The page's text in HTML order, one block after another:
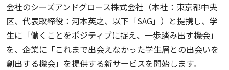
会社のシーズアンドグロース株式会社（本社：東京都中央
区、代表取締役：河本英之、以下「SAG」）と提携し、学
生に「働くことをポジティブに捉え、一歩踏み出す機会」
を、企業に「これまで出会えなかった学生層との出会いを
創出する機会」を提供する新サービスを開始します。